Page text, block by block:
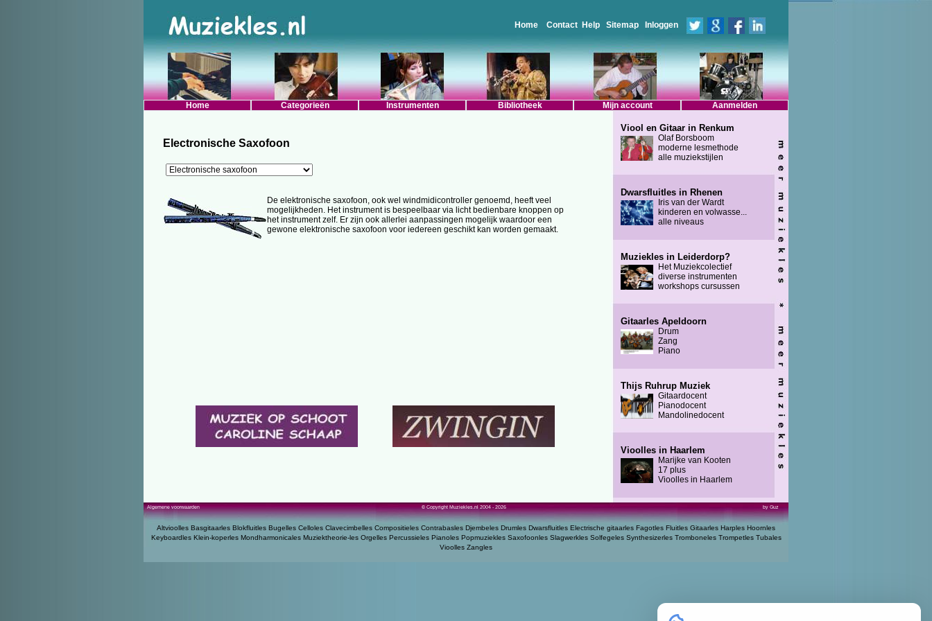
Home Contact Help Sitemap Inloggen
Home Categorieën Instrumenten Bibliotheek Mijn account Aanmelden
Electronische Saxofoon
De elektronische saxofoon, ook wel windmidicontroller genoemd, heeft veel
mogelijkheden. Het instrument is bespeelbaar via licht bedienbare knoppen op
het instrument zelf. Er zijn ook allerlei aanpassingen mogelijk waardoor een
gewone elektronische saxofoon voor iedereen geschikt kan worden gemaakt.
Viool en Gitaar in Renkum
Olaf Borsboom
moderne lesmethode
alle muziekstijlen
Dwarsfluitles in Rhenen
Iris van der Wardt
kinderen en volwasse...
alle niveaus
Muziekles in Leiderdorp?
Het Muziekcolectief
diverse instrumenten
workshops cursussen
Gitaarles Apeldoorn
Drum
Zang
Piano
Thijs Ruhrup Muziek
Gitaardocent
Pianodocent
Mandolinedocent
Vioolles in Haarlem
Marijke van Kooten
17 plus
Vioolles in Haarlem
Algemene voorwaarden © Copyright Muziekles.nl 2004 - 2026 by Guz
Altvioolles Basgitaarles Blokfluitles Bugelles Celloles Clavecimbelles Compositieles Contrabasles Djembeles Drumles Dwarsfluitles Electrische gitaarles Fagotles Fluitles Gitaarles Harples Hoornles
Keyboardles Klein-koperles Mondharmonicales Muziektheorie-les Orgelles Percussieles Pianoles Popmuziekles Saxofoonles Slagwerkles Solfegeles Synthesizerles Tromboneles Trompetles Tubales
Vioolles Zangles